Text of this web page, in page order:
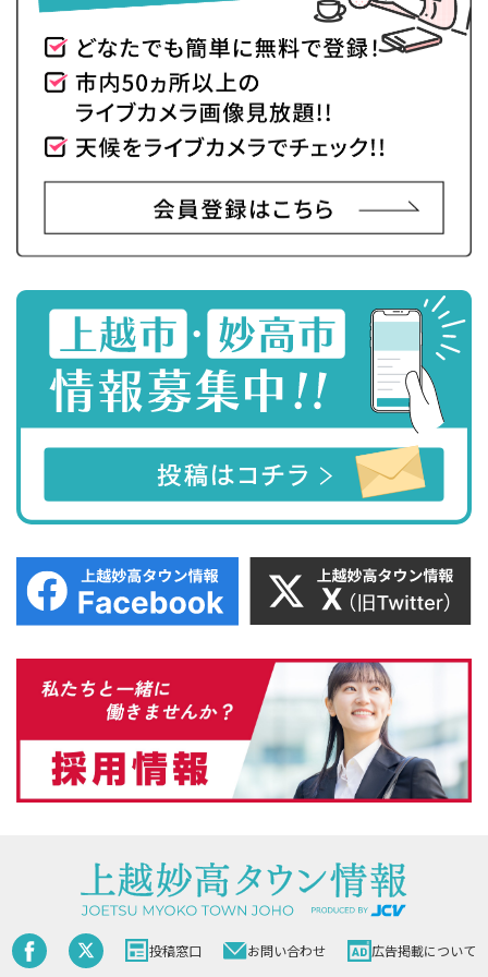
投稿窓口 お問い合わせ 広告掲載について